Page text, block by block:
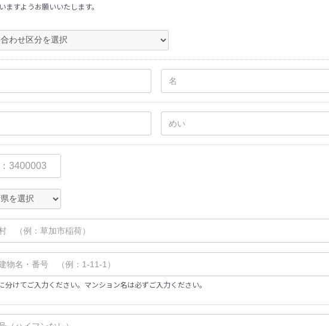
ますようお願いいたします。
分けてご入力ください。マンション名は必ずご入力ください。